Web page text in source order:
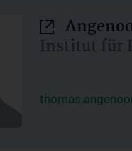
Institut für